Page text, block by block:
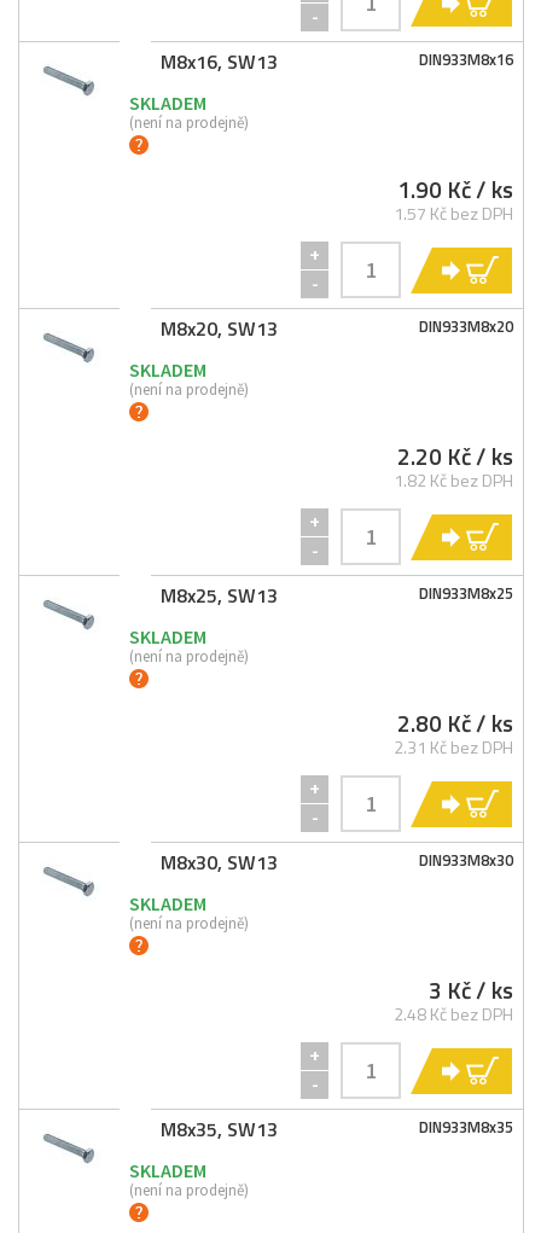
-
DIN933M8x16
M8x16, SW13
SKLADEM
(není na prodejně)
1.90 Kč/ ks
1.57 Kč bez DPH
+
-
DIN933M8x20
M8x20, SW13
SKLADEM
(není na prodejně)
2.20 Kč/ ks
1.82 Kč bez DPH
+
-
DIN933M8x25
M8x25, SW13
SKLADEM
(není na prodejně)
2.80 Kč/ ks
2.31 Kč bez DPH
+
-
DIN933M8x30
M8x30, SW13
SKLADEM
(není na prodejně)
3 Kč/ ks
2.48 Kč bez DPH
+
-
DIN933M8x35
M8x35, SW13
SKLADEM
(není na prodejně)